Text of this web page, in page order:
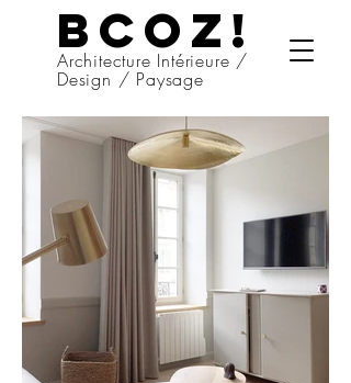
BCOZ!
Architecture Intérieure /
Design / Paysage